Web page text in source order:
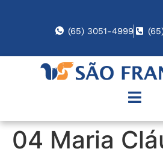
(65) 3051-4999
04 Maria